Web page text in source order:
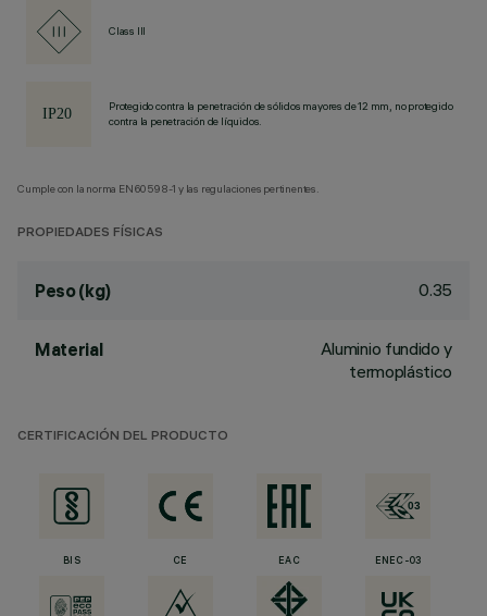
Class III
Protegido contra la penetración de sólidos mayores de 12 mm, no protegido
contra la penetración de líquidos.
Cumple con la norma EN60598-1 y las regulaciones pertinentes.
PROPIEDADES FÍSICAS
Peso (kg) 0.35
Material
Aluminio fundido y
termoplástico
CERTIFICACIÓN DEL PRODUCTO
BIS CE EAC ENEC-03